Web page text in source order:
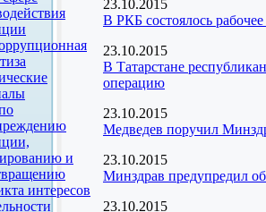
и
интересов
23.10.2015
В РКБ состоялось
23.10.2015
В Татарстане
операцию
23.10.2015
Медведев поручил
23.10.2015
Минздрав предупредил
23.10.2015